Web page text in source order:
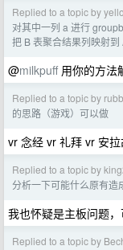
Replied to a topic by
对其中一列 a 进行
把 B 表聚合结果列映射到
@milkpuff用你的方法
Replied to a topic by
的思路（游戏）可以做
vr 念经 vr 礼拜 vr 安
Replied to a topic by
分析一下可能什么原有造
我也怀疑是主板问题
Replied to a topic by